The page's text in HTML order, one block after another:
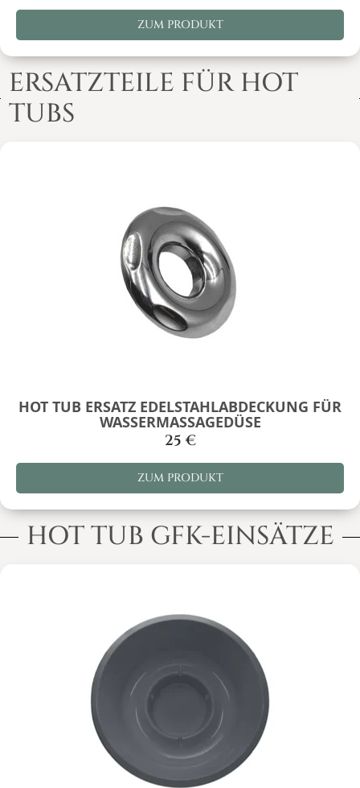
ZUM PRODUKT
ERSATZTEILE FÜR HOT
TUBS
HOT TUB ERSATZ EDELSTAHLABDECKUNG FÜR
WASSERMASSAGEDÜSE
25€
ZUM PRODUKT
HOT TUB GFK-EINSÄTZE